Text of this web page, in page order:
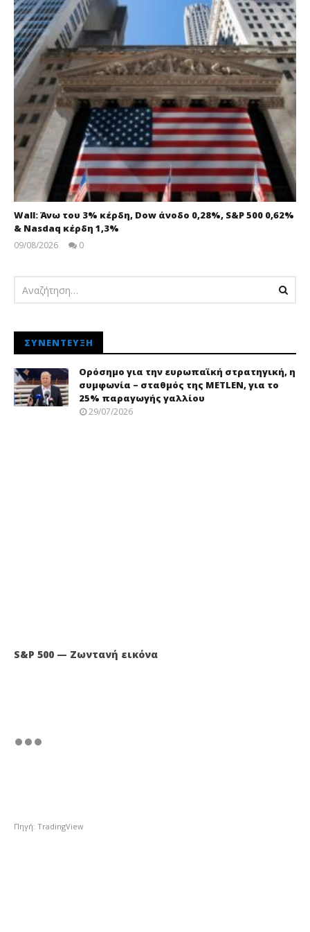
Wall: Άνω του 3% κέρδη, Dow άνοδο 0,28%, S&P 500 0,62%
& Nasdaq κέρδη 1,3%
09/08/2026
0
ΣΥΝΈΝΤΕΥΞΗ
Ορόσημο για την ευρωπαϊκή στρατηγική, η
συμφωνία – σταθμός της METLEN, για το
25% παραγωγής γαλλίου
29/07/2026
S&P 500 — Ζωντανή εικόνα
Πηγή: TradingView